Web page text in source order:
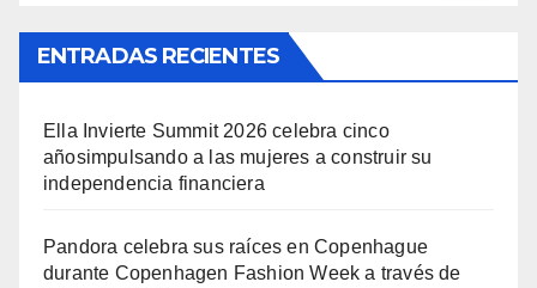
ENTRADAS RECIENTES
Ella Invierte Summit 2026 celebra cinco
añosimpulsando a las mujeres a construir su
independencia financiera
Pandora celebra sus raíces en Copenhague
durante Copenhagen Fashion Week a través de